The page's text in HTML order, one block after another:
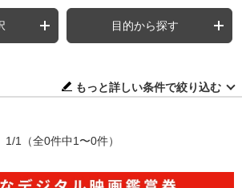
目的から探す
もっと詳しい条件で絞り込む
1/1 （全0件中1〜0件）